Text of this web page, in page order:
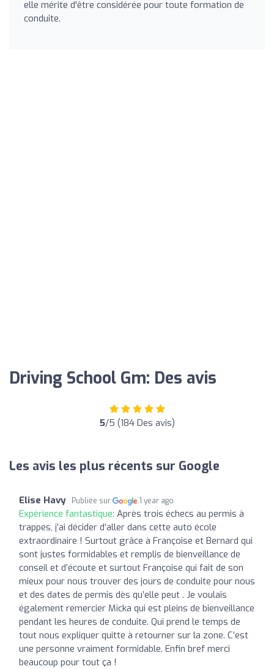
elle mérite d'être considérée pour toute formation de
conduite.
Driving School Gm: Des avis
5/5 (184 Des avis)
Les avis les plus récents sur Google
Elise Havy Publiée sur 1 year ago
Expérience fantastique: Après trois échecs au permis à
trappes, j’ai décider d’aller dans cette auto école
extraordinaire ! Surtout grâce à Françoise et Bernard qui
sont justes formidables et remplis de bienveillance de
conseil et d’écoute et surtout Françoise qui fait de son
mieux pour nous trouver des jours de conduite pour nous
et des dates de permis dès qu’elle peut . Je voulais
également remercier Micka qui est pleins de bienveillance
pendant les heures de conduite. Qui prend le temps de
tout nous expliquer quitte à retourner sur la zone. C’est
une personne vraiment formidable. Enfin bref merci
beaucoup pour tout ça !